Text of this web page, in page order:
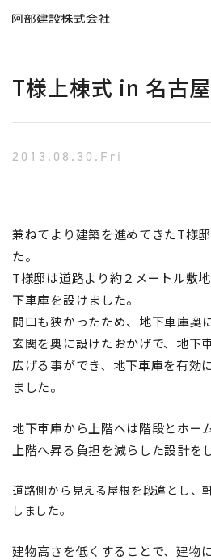
T様上棟式 in 名古
2013.08.30.Fri
兼ねてより建築を進めてきたT様
た。
T様邸は道路より約２メートル敷
下車庫を設けました。
間口も狭かったため、地下車庫奥
玄関を奥に設けたおかげで、地下
広げる事ができ、地下車庫を有効
ました。
地下車庫から上階へは階段とホー
上階へ昇る負担を減らした設計を
道路側から見える屋根を段違とし 、
しました。
建物高さを低くすることで、建物